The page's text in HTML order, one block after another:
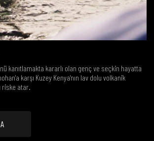
kanıtlamakta kararlı olan genç ve seçkin hayatta
karşı Kuzey Kenya'nın lav dolu volkanik
riske atar.